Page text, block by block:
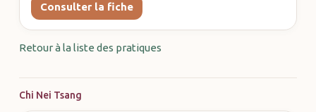
Consulter la fiche
Retour à la liste des pratiques
Chi Nei Tsang